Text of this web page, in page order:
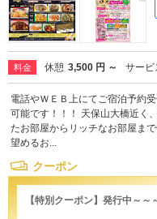
料金 休憩 3,500 円 ～ サービ
電話やＷＥＢ上にてご宿泊予約
可能です！！！ 天保山大橋近く
たお部屋からリッチなお部屋ま
望めるお...
クーポン
【特別クーポン】発行中～